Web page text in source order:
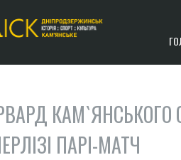
КАМ`ЯНСЬКОГО
ПАРІ-МАТЧ